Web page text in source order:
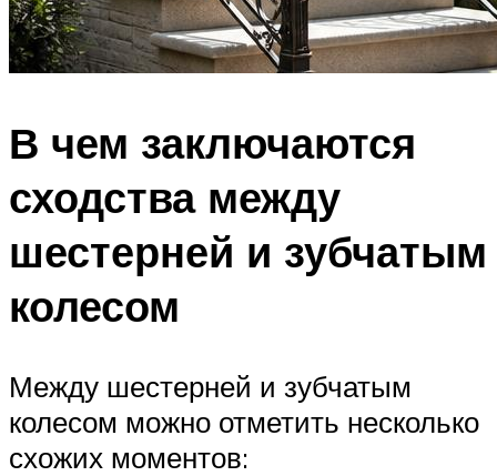
В чем заключаются
сходства между
шестерней и зубчатым
колесом
Между шестерней и зубчатым
колесом можно отметить несколько
схожих моментов: